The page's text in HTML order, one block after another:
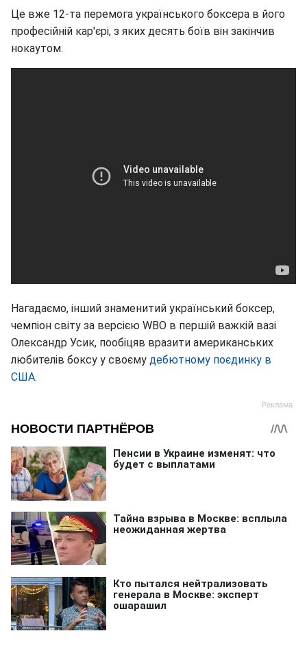
Це вже 12-та перемога українського боксера в його
професійній кар'єрі, з яких десять боїв він закінчив
нокаутом.
Нагадаємо, інший знаменитий український боксер,
чемпіон світу за версією WBO в першій важкій вазі
Олександр Усик, пообіцяв вразити американських
любителів боксу у своєму дебютному поєдинку в
США.